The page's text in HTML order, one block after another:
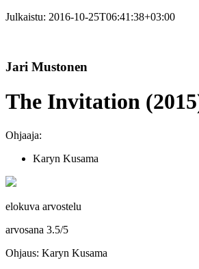
Julkaistu: 2016-10-25T06:41:38+03:00
Jari Mustonen
The Invitation
Ohjaaja:
Karyn Kusama
elokuva arvostelu
arvosana 3.5/5
Ohjaus: Karyn Kusama